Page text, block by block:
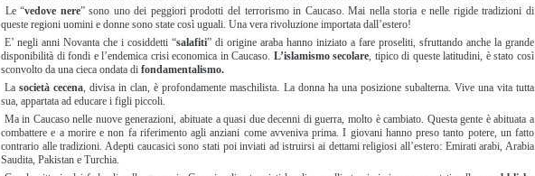
Le “vedove nere” sono uno dei peggiori prodotti del terrorismo in Caucaso. Mai nella storia e nelle rigide tradizioni di
queste regioni uomini e donne sono state così uguali. Una vera rivoluzione importata dall’estero!
E’ negli anni Novanta che i cosiddetti “salafiti” di origine araba hanno iniziato a fare proseliti, sfruttando anche la grande
disponibilità di fondi e l’endemica crisi economica in Caucaso. L’islamismo secolare, tipico di queste latitudini, è stato così
sconvolto da una cieca ondata di fondamentalismo.
Lasocietà cecena, divisa in clan, è profondamente maschilista. La donna ha una posizione subalterna. Vive una vita tutta
sua, appartata ad educare i figli piccoli.
Ma in Caucaso nelle nuove generazioni, abituate a quasi due decenni di guerra, molto è cambiato. Questa gente è abituata a
combattere e a morire e non fa riferimento agli anziani come avveniva prima. I giovani hanno preso tanto potere, un fatto
contrario alle tradizioni. Adepti caucasici sono stati poi inviati ad istruirsi ai dettami religiosi all’estero: Emirati arabi, Arabia
Saudita, Pakistan e Turchia.